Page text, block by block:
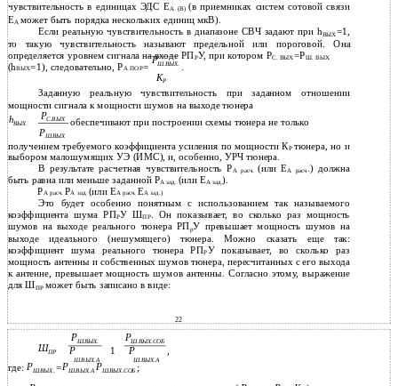
чувствительность в единицах ЭДС ЕА (В)(в приемниках систем сотовой связи
ЕА может быть порядка нескольких единиц мкВ).
Если реальную чувствительность в диапазоне СВЧ задают при hВЫХ=1,
то такую чувствительность называют предельной или пороговой. Она
определяется уровнем сигнала на входе РПРУ, при котором РС. ВЫХ=РШ. ВЫХ
(hВЫХ=1), следовательно, РА ПОР=
PШ.ВЫХ. .
КР
Заданную реальную чувствительность при заданном отношении
мощности сигнала к мощности шумов на выходе тюнера
hВЫХ
РС.ВЫХ обеспечивают при построении схемы тюнера не только
РШ.ВЫХ
получением требуемого коэффициента усиления по мощности КPтюнера, но и
выбором малошумящих УЭ (ИМС), и, особенно, УРЧ тюнера.
В результате расчетная чувствительность РА расч. (или ЕА расч.) должна
быть равна или меньше заданной РА зад. (или ЕА зад.).
РА расч. РА зад. (или ЕА расч. ЕА зад.)
Это будет особенно понятным с использованием так называемого
коэффициента шума РПРУ ШПР. Он показывает, во сколько раз мощность
шумов на выходе реального тюнера РПрУ превышает мощность шумов на
выходе идеального (нешумящего) тюнера. Можно сказать еще так:
коэффициент шума реального тюнера РПРУ показывает, во сколько раз
мощность антенны и собственных шумов тюнера, пересчитанных с его выхода
к антенне, превышает мощность шумов антенны. Согласно этому, выражение
для ШПРможет быть записано в виде:
22
ШПР
PШ.ВЫХ.
1
PШ.ВЫХ.СОБ
P P
Ш.ВЫХ.А Ш.ВЫХ.А
где: PШ.ВЫХ.=PШ.ВЫХ.А PШ.ВЫХ.СОБ ;